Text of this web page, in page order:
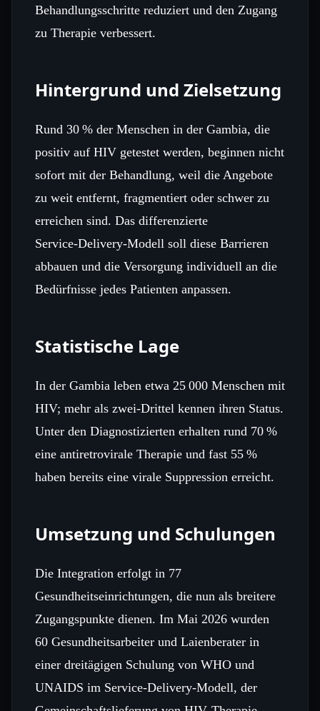
Behandlungsschritte reduziert und den Zugang
zu Therapie verbessert.
Hintergrund und Zielsetzung
Rund 30 % der Menschen in der Gambia, die
positiv auf HIV getestet werden, beginnen nicht
sofort mit der Behandlung, weil die Angebote
zu weit entfernt, fragmentiert oder schwer zu
erreichen sind. Das differenzierte
Service‑Delivery‑Modell soll diese Barrieren
abbauen und die Versorgung individuell an die
Bedürfnisse jedes Patienten anpassen.
Statistische Lage
In der Gambia leben etwa 25 000 Menschen mit
HIV; mehr als zwei‑Drittel kennen ihren Status.
Unter den Diagnostizierten erhalten rund 70 %
eine antiretrovirale Therapie und fast 55 %
haben bereits eine virale Suppression erreicht.
Umsetzung und Schulungen
Die Integration erfolgt in 77
Gesundheitseinrichtungen, die nun als breitere
Zugangspunkte dienen. Im Mai 2026 wurden
60 Gesundheitsarbeiter und Laienberater in
einer dreitägigen Schulung von WHO und
UNAIDS im Service‑Delivery‑Modell, der